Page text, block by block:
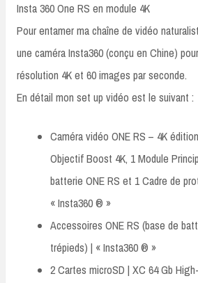
Insta 360 One RS en module 4K
Pour entamer ma chaîne de vidéo
une caméra Insta360 (conçu en Chine)
résolution 4K et 60 images par seconde.
En détail mon set up vidéo est le suivant :
Caméra vidéo ONE RS – 4K
Objectif Boost 4K, 1 Module
batterie ONE RS et 1 Cadre de
« Insta360 ® »
Accessoires ONE RS (base de
trépieds) | « Insta360 ® »
2 Cartes microSD | XC 64 Gb